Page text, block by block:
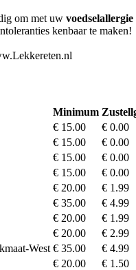
om met uw voedselallergie
kenbaar te maken!
Minimum
€ 15.00 € 0.00
€ 15.00 € 0.00
€ 15.00 € 0.00
€ 15.00 € 0.00
€ 20.00 € 1.99
€ 35.00 € 4.99
€ 20.00 € 1.99
€ 20.00 € 2.99
West € 35.00 € 4.99
€ 20.00 € 1.50